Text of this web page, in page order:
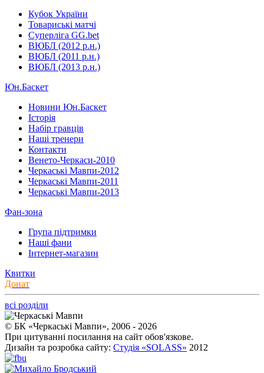
Кубок України
Товариські матчі
Суперліга GG.bet
ВЮБЛ (2012 р.н.)
ВЮБЛ (2011 р.н.)
ВЮБЛ (2013 р.н.)
Юн.Баскет
Новини Юн.Баскет
Історія
Набір гравців
Наші тренери
Контакти
Венето-Черкаси-2010
Черкаські Мавпи-2012
Черкаські Мавпи-2011
Черкаські Мавпи-2013
Фан-зона
Група підтримки
Наші фани
Інтернет-магазин
Квитки
Донат
всі розділи
© БК «Черкаські Мавпи», 2006 - 2026
При цитуванні посилання на сайт обов'язкове.
Дизайн та розробка сайту: Студія «SOLASS» 2012